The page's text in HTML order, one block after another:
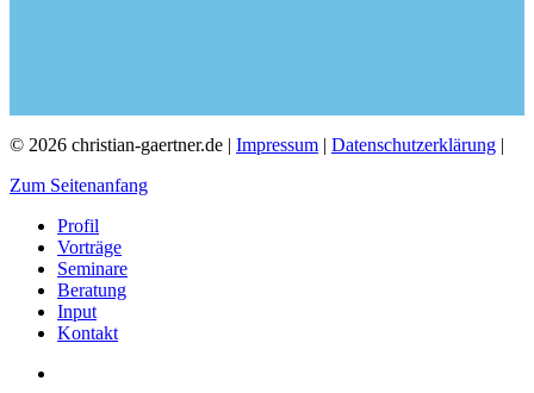
© 2026 christian-gaertner.de | Impressum | Datenschutzerklärung |
Zum Seitenanfang
Profil
Vorträge
Seminare
Beratung
Input
Kontakt